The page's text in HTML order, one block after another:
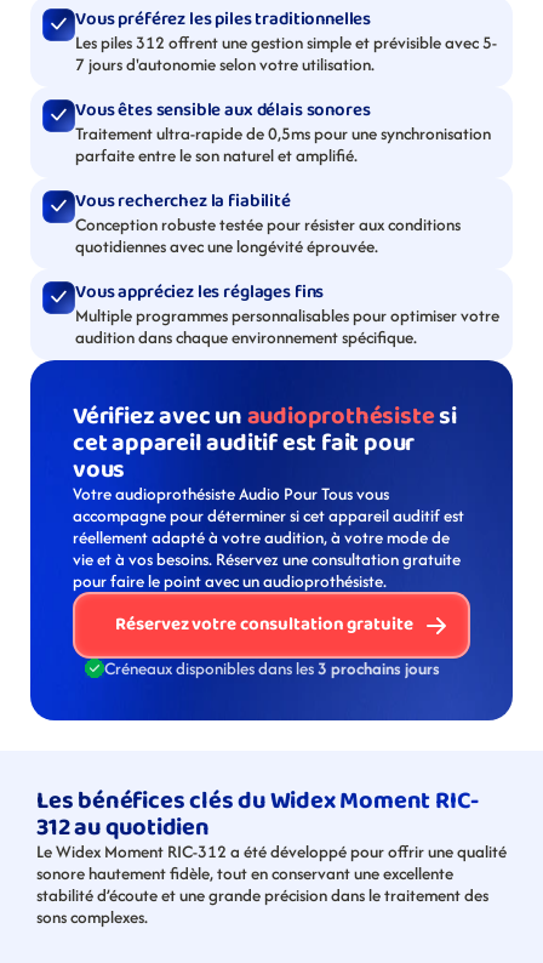
Vous préférez les piles traditionnelles
Les piles 312 offrent une gestion simple et prévisible avec 5-
7 jours d'autonomie selon votre utilisation.
Vous êtes sensible aux délais sonores
Traitement ultra-rapide de 0,5ms pour une synchronisation
parfaite entre le son naturel et amplifié.
Vous recherchez la fiabilité
Conception robuste testée pour résister aux conditions
quotidiennes avec une longévité éprouvée.
Vous appréciez les réglages fins
Multiple programmes personnalisables pour optimiser votre
audition dans chaque environnement spécifique.
Vérifiez avec un audioprothésiste si
cet appareil auditif est fait pour
vous
Votre audioprothésiste Audio Pour Tous vous
accompagne pour déterminer si cet appareil auditif est
réellement adapté à votre audition, à votre mode de
vie et à vos besoins. Réservez une consultation gratuite
pour faire le point avec un audioprothésiste.
Réservez votre consultation gratuite
Créneaux disponibles dans les 3 prochains jours
Les bénéfices clés du Widex Moment RIC-
312 au quotidien
Le Widex Moment RIC-312 a été développé pour offrir une qualité
sonore hautement fidèle, tout en conservant une excellente
stabilité d’écoute et une grande précision dans le traitement des
sons complexes.